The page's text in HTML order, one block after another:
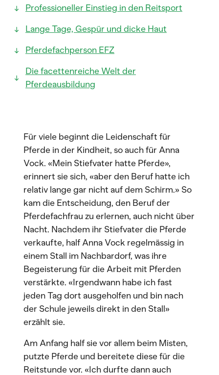
Professioneller Einstieg in den Reitsport
Lange Tage, Gespür und dicke Haut
Pferdefachperson EFZ
Die facettenreiche Welt der
Pferdeausbildung
Für viele beginnt die Leidenschaft für
Pferde in der Kindheit, so auch für Anna
Vock. «Mein Stiefvater hatte Pferde»,
erinnert sie sich, «aber den Beruf hatte ich
relativ lange gar nicht auf dem Schirm.» So
kam die Entscheidung, den Beruf der
Pferdefachfrau zu erlernen, auch nicht über
Nacht. Nachdem ihr Stiefvater die Pferde
verkaufte, half Anna Vock regelmässig in
einem Stall im Nachbardorf, was ihre
Begeisterung für die Arbeit mit Pferden
verstärkte. «Irgendwann habe ich fast
jeden Tag dort ausgeholfen und bin nach
der Schule jeweils direkt in den Stall»
erzählt sie.
Am Anfang half sie vor allem beim Misten,
putzte Pferde und bereitete diese für die
Reitstunde vor. «Ich durfte dann auch